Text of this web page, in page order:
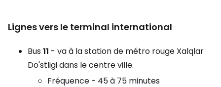
Lignes vers le terminal international
Bus11 - va à la station de métro rouge Xalqlar
Do'stligi dans le centre ville.
Fréquence - 45 à 75 minutes